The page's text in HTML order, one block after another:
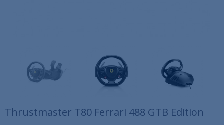
Thrustmaster T80 Ferrari 488 GTB Edition